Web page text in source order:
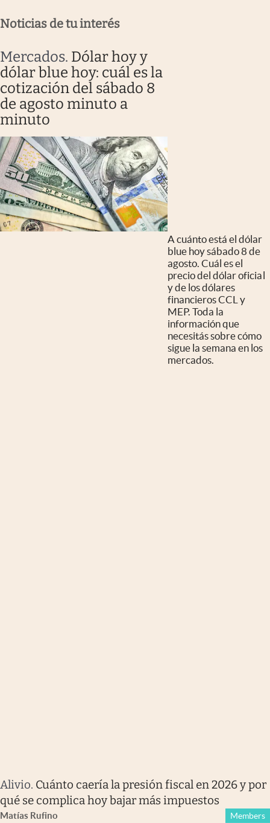
Noticias de tu interés
Mercados. Dólar hoy y
dólar blue hoy: cuál es la
cotización del sábado 8
de agosto minuto a
minuto
A cuánto está el dólar
blue hoy sábado 8 de
agosto. Cuál es el
precio del dólar oficial
y de los dólares
financieros CCL y
MEP. Toda la
información que
necesitás sobre cómo
sigue la semana en los
mercados.
Alivio. Cuánto caería la presión fiscal en 2026 y por
qué se complica hoy bajar más impuestos
Matías Rufino Members